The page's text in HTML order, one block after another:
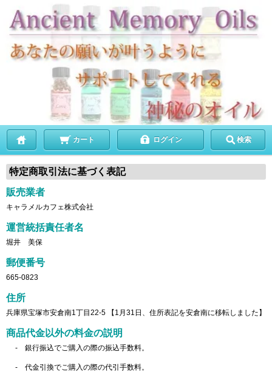
カート ログイン 検索
特定商取引法に基づく表記
販売業者
キャラメルカフェ株式会社
運営統括責任者名
堀井 美保
郵便番号
665-0823
住所
兵庫県宝塚市安倉南1丁目22-5 【1月31日、住所表記を安倉南に移転しました】
商品代金以外の料金の説明
- 銀行振込でご購入の際の振込手数料。
- 代金引換でご購入の際の代引手数料。